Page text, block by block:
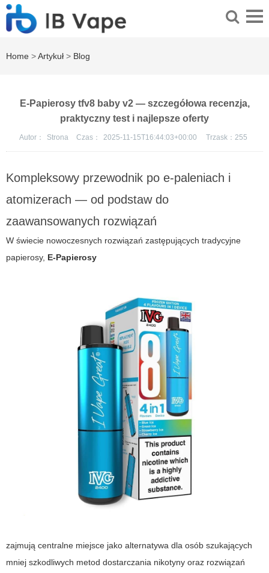
Home >Artykuł > Blog
E-Papierosy tfv8 baby v2 — szczegółowa recenzja,
praktyczny test i najlepsze oferty
Autor： Strona Czas： 2025-11-15T16:44:03+00:00 Trzask： 255
Kompleksowy przewodnik po e‑paleniach i
atomizerach — od podstaw do
zaawansowanych rozwiązań
W świecie nowoczesnych rozwiązań zastępujących tradycyjne
papierosy, E-Papierosy
zajmują centralne miejsce jako alternatywa dla osób szukających
mniej szkodliwych metod dostarczania nikotyny oraz rozwiązań